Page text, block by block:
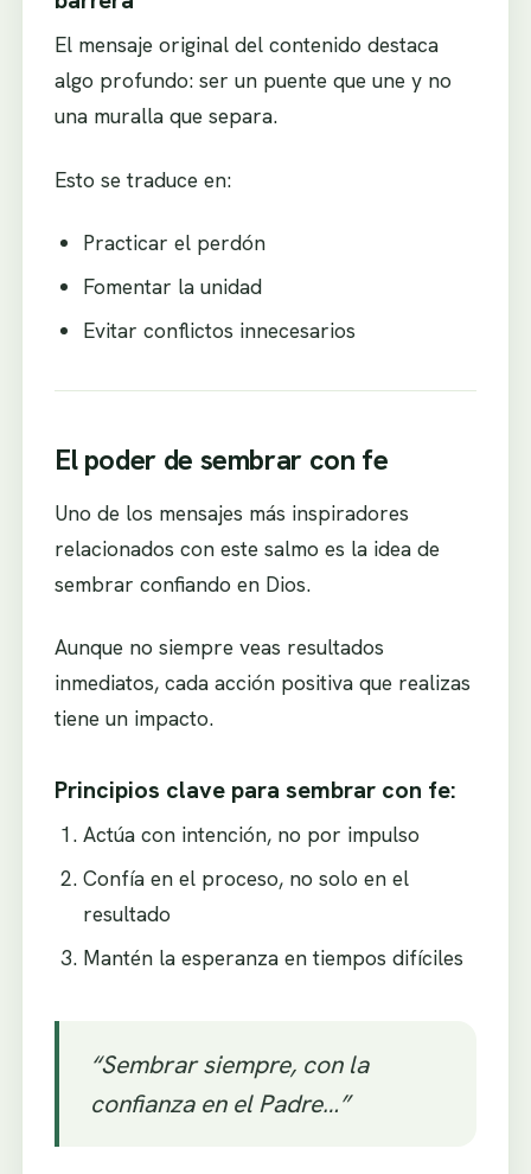
El mensaje original del contenido destaca
algo profundo: ser un puente que une y no
una muralla que separa.
Esto se traduce en:
Practicar el perdón
Fomentar la unidad
Evitar conflictos innecesarios
El poder de sembrar con fe
Uno de los mensajes más inspiradores
relacionados con este salmo es la idea de
sembrar confiando en Dios.
Aunque no siempre veas resultados
inmediatos, cada acción positiva que realizas
tiene un impacto.
Principios clave para sembrar con fe:
Actúa con intención, no por impulso
Confía en el proceso, no solo en el
resultado
Mantén la esperanza en tiempos difíciles
“Sembrar siempre, con la
confianza en el Padre…”